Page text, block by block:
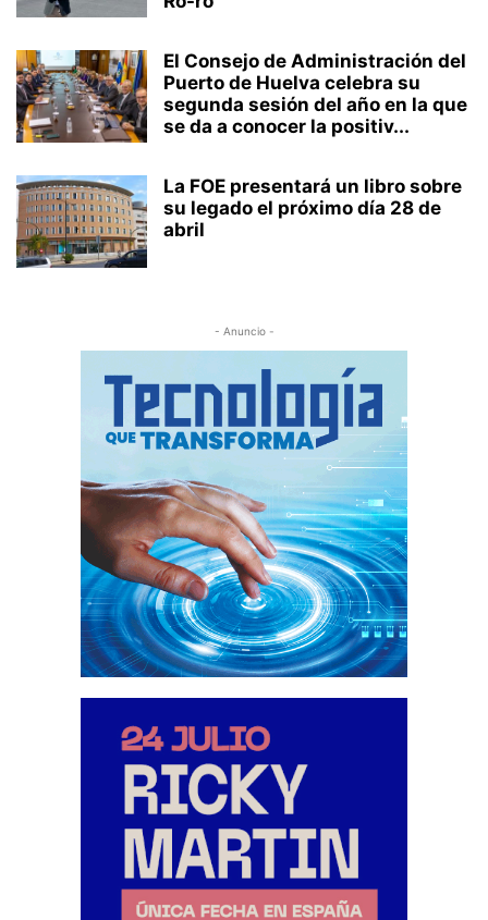
El Consejo de Administración del
Puerto de Huelva celebra su
segunda sesión del año en la que
se da a conocer la positiv...
La FOE presentará un libro sobre
su legado el próximo día 28 de
abril
- Anuncio -